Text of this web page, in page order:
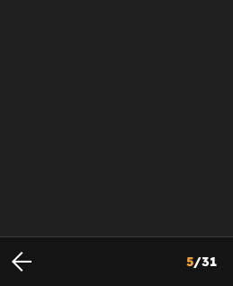
5/31